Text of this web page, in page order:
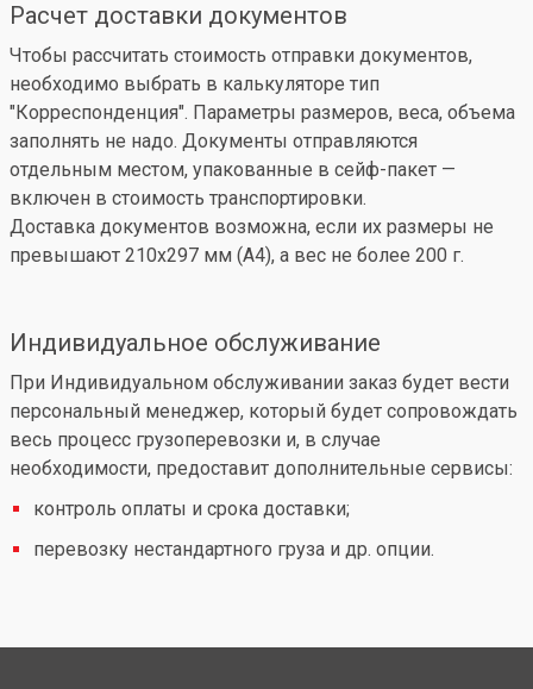
Расчет доставки документов
Чтобы рассчитать стоимость отправки документов,
необходимо выбрать в калькуляторе тип
"Корреспонденция". Параметры размеров, веса, объема
заполнять не надо. Документы отправляются
отдельным местом, упакованные в сейф-пакет —
включен в стоимость транспортировки.
Доставка документов возможна, если их размеры не
превышают 210x297 мм (А4), а вес не более 200 г.
Индивидуальное обслуживание
При Индивидуальном обслуживании заказ будет вести
персональный менеджер, который будет сопровождать
весь процесс грузоперевозки и, в случае
необходимости, предоставит дополнительные сервисы:
контроль оплаты и срока доставки;
перевозку нестандартного груза и др. опции.